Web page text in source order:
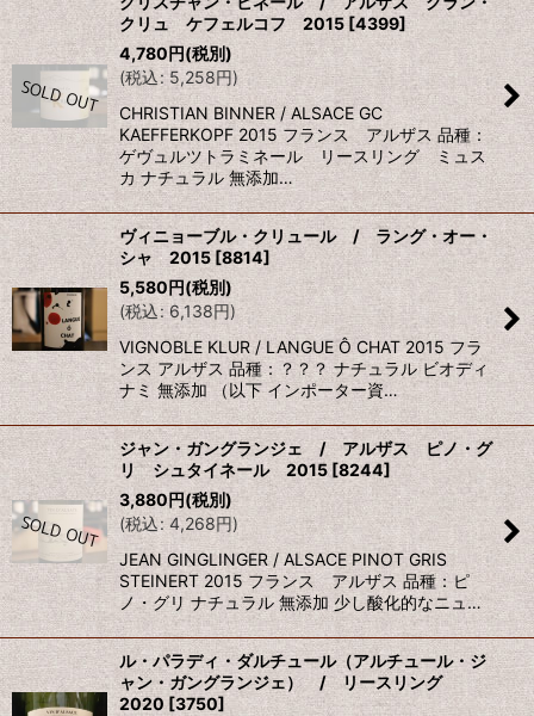
クリュ ケフェルコフ 2015[4399]
4,780円(税別)
(税込: 5,258円)
CHRISTIAN BINNER / ALSACE GC
KAEFFERKOPF 2015 フランス アルザス 品種：
ゲヴュルツトラミネール リースリング ミュス
カ ナチュラル 無添加…
ヴィニョーブル・クリュール / ラング・オー・
シャ 2015 [8814]
5,580円(税別)
(税込: 6,138円)
VIGNOBLE KLUR / LANGUE Ô CHAT 2015 フラ
ンス アルザス 品種：？？？ ナチュラル ビオディ
ナミ 無添加 （以下 インポーター資…
ジャン・ガングランジェ / アルザス ピノ・グ
リ シュタイネール 2015 [8244]
3,880円(税別)
(税込: 4,268円)
JEAN GINGLINGER / ALSACE PINOT GRIS
STEINERT 2015 フランス アルザス 品種：ピ
ノ・グリ ナチュラル 無添加 少し酸化的なニュ…
ル・パラディ・ダルチュール（アルチュール・ジ
ャン・ガングランジェ） / リースリング
2020 [3750]